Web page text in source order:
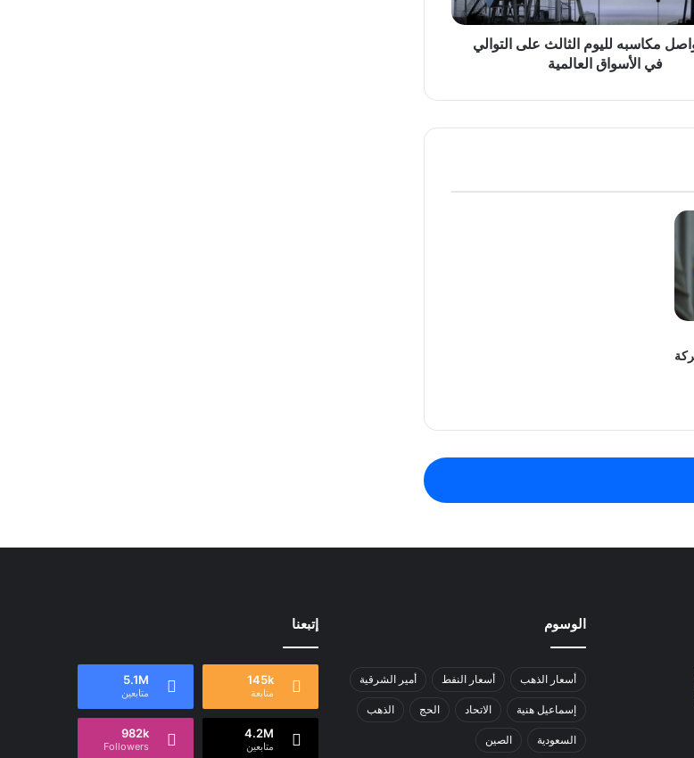
مكاسبه لليوم الثالث على التوالي
في الأسواق العالمية
الوسوم
أسعار الذهب أسعار النفط أمير الشرقية
إسماعيل هنية الاتحاد الحج الذهب
السعودية الصين
إتبعنا
145k
متابعة
5.1M
متابعين
4.2M
متابعين
982k
Followers